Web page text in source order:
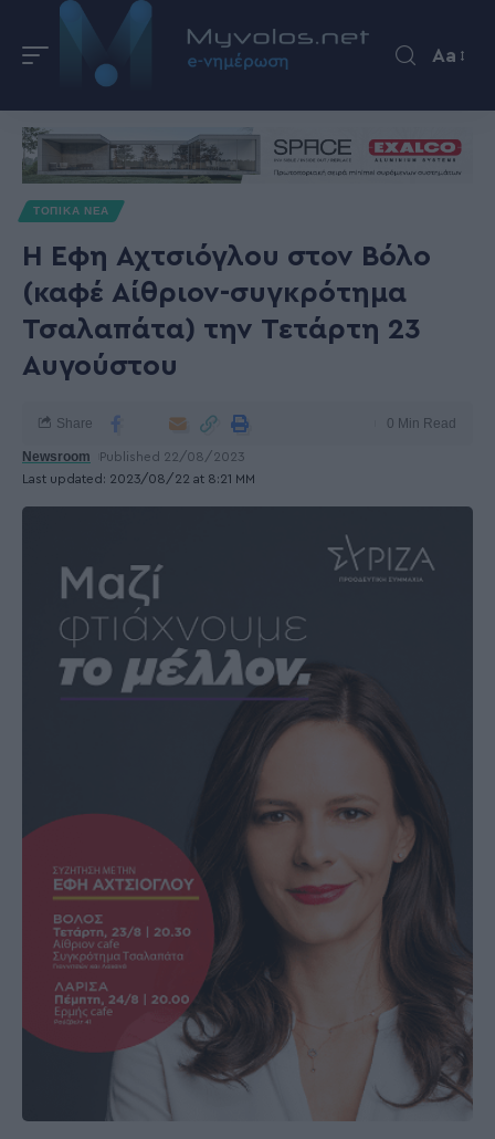
Aa
ΤΟΠΙΚΑ ΝΕΑ
Η Έφη Αχτσιόγλου στον Βόλο
(καφέ Αίθριον-συγκρότημα
Τσαλαπάτα) την Τετάρτη 23
Αυγούστου
Last updated: 2023/08/22 at 8:21 ΜΜ
Newsroom Published 22/08/2023
Share 0 Min Read